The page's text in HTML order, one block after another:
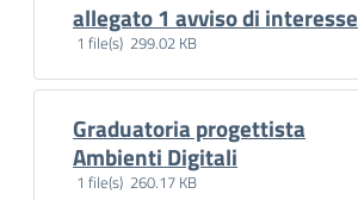
allegato 1 avviso di interesse
1 file(s) 299.02 KB
Graduatoria progettista
Ambienti Digitali
1 file(s) 260.17 KB